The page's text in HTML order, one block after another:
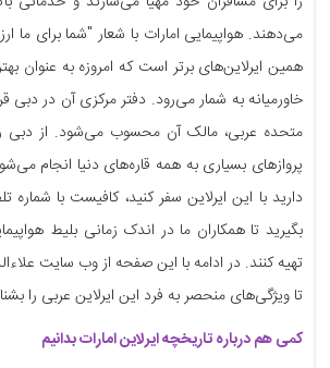
می‌دهند. هواپیمایی امارات با شعار "شما برای ما
همین ایرلاین‌های برتر است که امروزه به عنوان
خاورمیانه به شمار می‌رود. دفتر مرکزی آن در دبی
متحده عربی، مالک آن محسوب می‌شود. از دبی
پروازهای بسیاری به همه قاره‌های دنیا انجام
بگیرید تا همکاران ما در اندک زمانی بلیط
تهیه کنند. در ادامه با این صفحه از وب سایت
تا ویژگی‌های منحصر به فرد این ایرلاین عربی را
کمی هم درباره تاریخچه ایرلاین امارات بدانیم